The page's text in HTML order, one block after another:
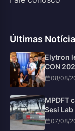
Últimas
Elytron
CON
08/08/
MPDFT
Sesi Lab
07/08/